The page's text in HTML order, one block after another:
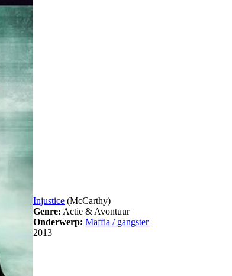
Injustice (McCarthy)
Genre: Actie & Avontuur
Onderwerp: Maffia / gangster
2013